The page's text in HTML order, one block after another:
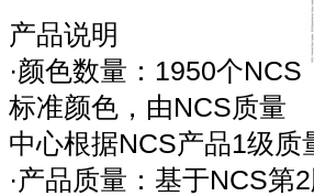
产品说明
·颜色数量：1950个NCS
标准颜色，由NCS质量
中心根据NCS产品1级质
·产品质量：基于NCS第